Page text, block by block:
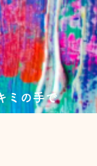
の手で